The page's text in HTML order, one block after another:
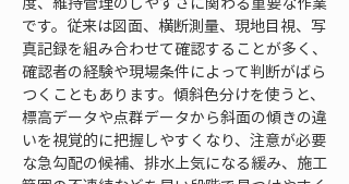
です。従来は図面、横断測量、現地目視、写
真記録を組み合わせて確認することが多く、
確認者の経験や現場条件によって判断がばら
つくこともあります。傾斜色分けを使うと、
標高データや点群データから斜面の傾きの違
いを視覚的に把握しやすくなり、注意が必要
な急勾配の候補、排水上気になる緩み、施工